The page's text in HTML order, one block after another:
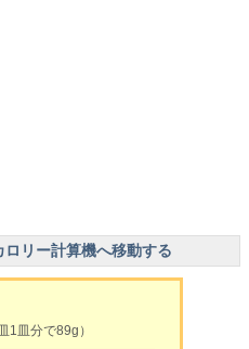
リー計算機へ移動する
1皿分で89g）